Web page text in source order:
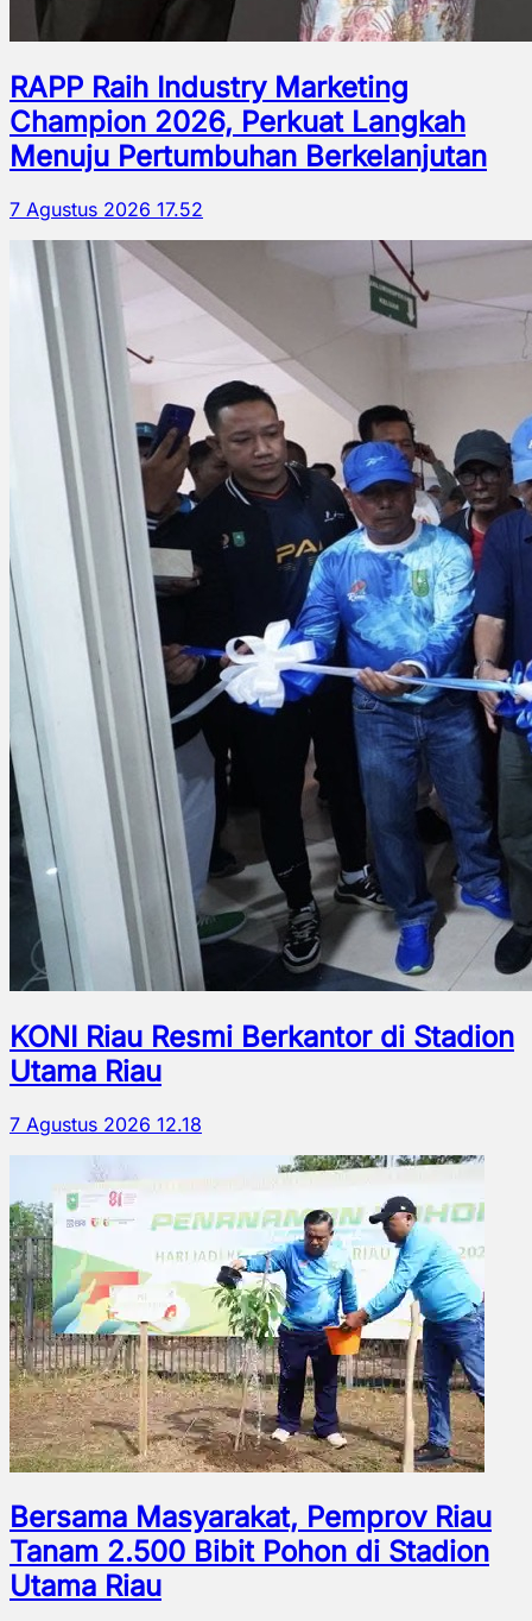
RAPP Raih Industry Marketing
Champion 2026, Perkuat Langkah
Menuju Pertumbuhan Berkelanjutan
7 Agustus 2026 17.52
KONI Riau Resmi Berkantor di Stadion
Utama Riau
7 Agustus 2026 12.18
Bersama Masyarakat, Pemprov Riau
Tanam 2.500 Bibit Pohon di Stadion
Utama Riau